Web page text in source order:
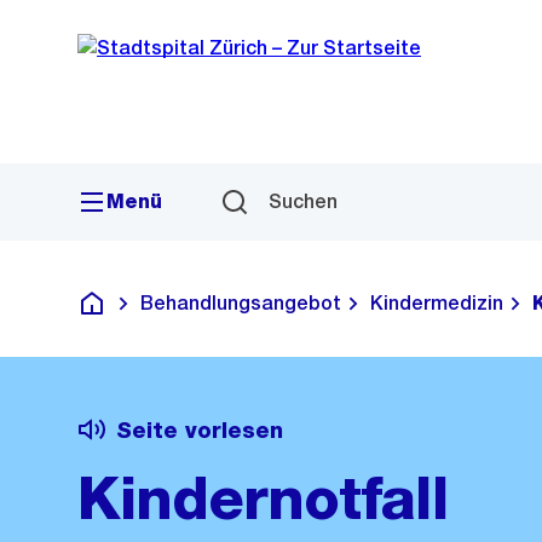
Navigation
Sprunglink
Menü Suchen
Krankenhaus
Behandlungsangebot Kindermedizin
Seite vorlesen
Kindernotfall